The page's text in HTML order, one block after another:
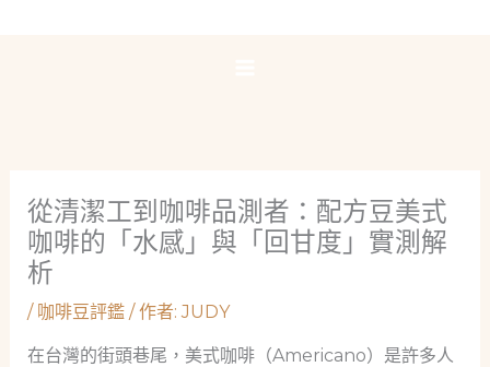
從清潔工到咖啡品測者：配方豆美式
咖啡的「水感」與「回甘度」實測解
析
/ 咖啡豆評鑑/ 作者:JUDY
在台灣的街頭巷尾，美式咖啡（Americano）是許多人